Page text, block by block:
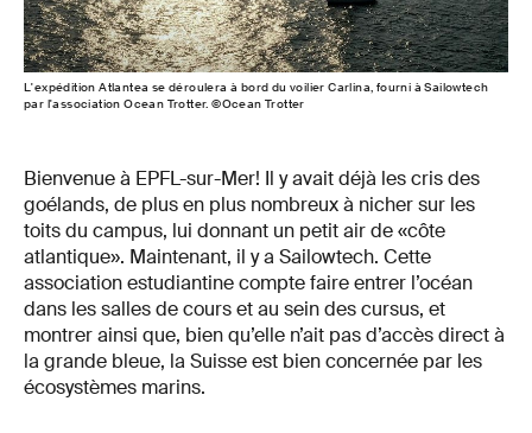
L'expédition Atlantea se déroulera à bord du voilier Carlina, fourni à Sailowtech
par l'association Ocean Trotter. ©Ocean Trotter
Bienvenue à EPFL-sur-Mer! Il y avait déjà les cris des
goélands, de plus en plus nombreux à nicher sur les
toits du campus, lui donnant un petit air de «côte
atlantique». Maintenant, il y a Sailowtech. Cette
association estudiantine compte faire entrer l’océan
dans les salles de cours et au sein des cursus, et
montrer ainsi que, bien qu’elle n’ait pas d’accès direct à
la grande bleue, la Suisse est bien concernée par les
écosystèmes marins.